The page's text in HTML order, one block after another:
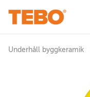
Underhåll byggkeramik